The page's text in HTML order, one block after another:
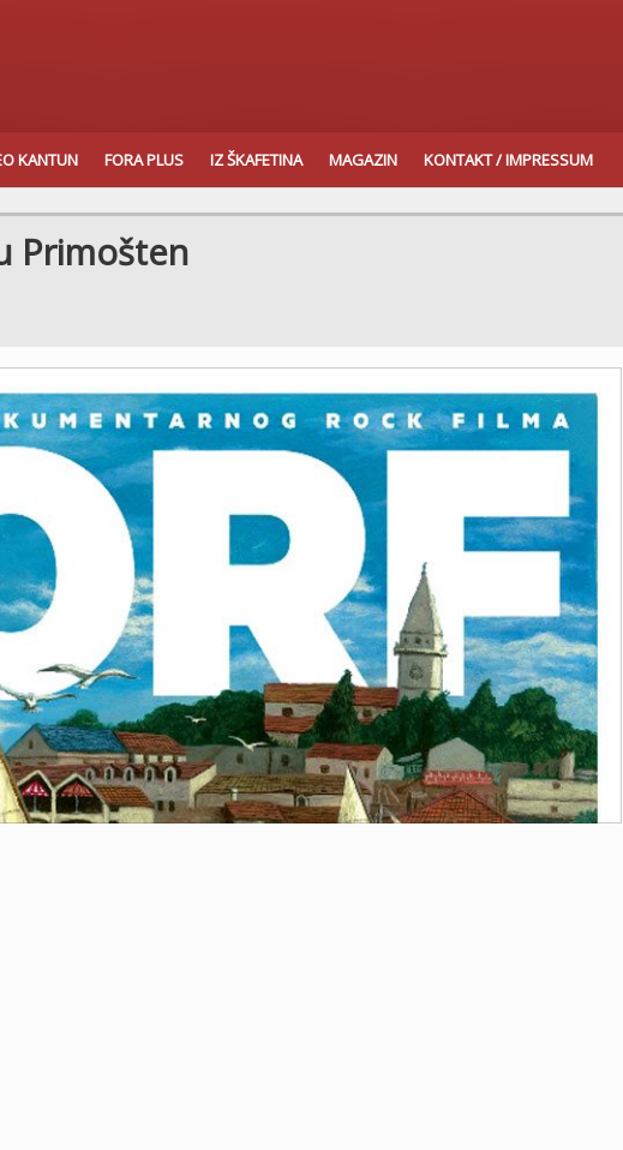
KANTUN FORA PLUS IZ ŠKAFETINA MAGAZIN KONTAKT / IMPRESSUM
Primošten